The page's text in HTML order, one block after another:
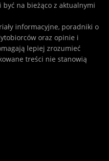
na bieżąco z aktualnymi
informacyjne, poradniki o
oraz opinie i
lepiej zrozumieć
treści nie stanowią